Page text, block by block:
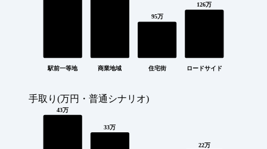
駅前一等地 商業地域
95万
住宅街
126万
ロードサイド
手取り(万円・普通シナリオ)
43万
33万
22万